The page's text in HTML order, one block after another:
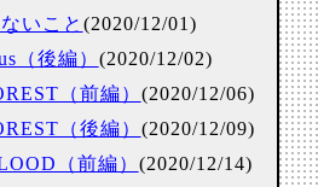
いこと (2020/12/01)
（後編） (2020/12/02)
（前編） (2020/12/06)
（後編） (2020/12/09)
（前編） (2020/12/14)